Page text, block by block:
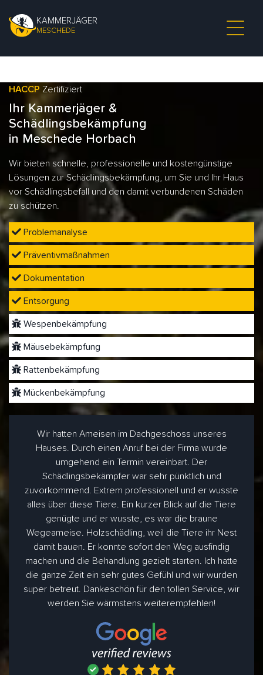
KAMMERJÄGER
MESCHEDE
HACCP Zertifiziert
Ihr Kammerjäger &
Schädlingsbekämpfung
in Meschede Horbach
Wir bieten schnelle, professionelle und kostengünstige
Lösungen zur Schädlingsbekämpfung, um Sie und Ihr Haus
vor Schädlingsbefall und den damit verbundenen Schäden
zu schützen.
Problemanalyse
Präventivmaßnahmen
Dokumentation
Entsorgung
Wespenbekämpfung
Mäusebekämpfung
Rattenbekämpfung
Mückenbekämpfung
Wir hatten Ameisen im Dachgeschoss unseres
Hauses. Durch einen Anruf bei der Firma wurde
umgehend ein Termin vereinbart. Der
Schädlingsbekämpfer war sehr pünktlich und
zuvorkommend. Extrem professionell und er wusste
alles über diese Tiere. Ein kurzer Blick auf die Tiere
genügte und er wusste, es war die braune
Wegeameise. Holzschädling, weil die Tiere ihr Nest
damit bauen. Er konnte sofort den Weg ausfindig
machen und die Behandlung gezielt starten. Ich hatte
die ganze Zeit ein sehr gutes Gefühl und wir wurden
super betreut. Dankeschön für den tollen Service, wir
werden Sie wärmstens weiterempfehlen!